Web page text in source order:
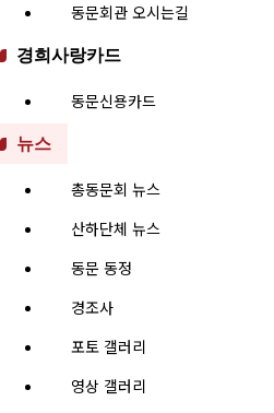
동문회관 오시는길
경희사랑카드
동문신용카드
뉴스
총동문회 뉴스
산하단체 뉴스
동문 동정
경조사
포토 갤러리
영상 갤러리